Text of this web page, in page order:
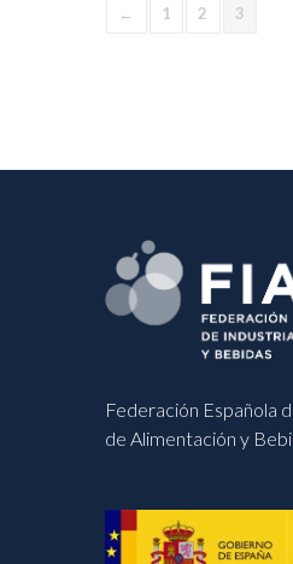
← 1 2 3
Federación Española
de Alimentación y